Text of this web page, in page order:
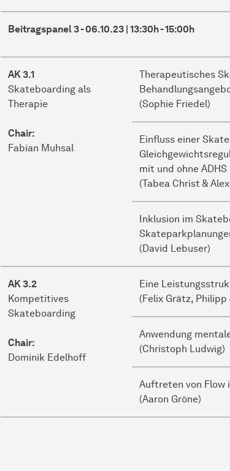
Beitragspanel 3 - 06.10.23 | 13:30h - 15:00h
AK 3.1
Skateboarding als
Therapie
Chair:
Fabian Muhsal
Therapeutisches
(Sophie Friedel)
Einfluss einer
mit und ohne ADHS
(Tabea Christ &
Inklusion im
(David Lebuser)
AK 3.2
Kompetitives
Skateboarding
Chair:
Dominik Edelhoff
Eine
(Felix Grätz, Philipp
Anwendung
(Christoph Ludwig)
Auftreten von
(Aaron Gröne)